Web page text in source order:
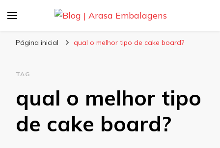
pizzas, doces e salgados. Tudo para seu
Página inicial qual o melhor tipo de cake board?
TAG
qual o melhor tipo
de cake board?